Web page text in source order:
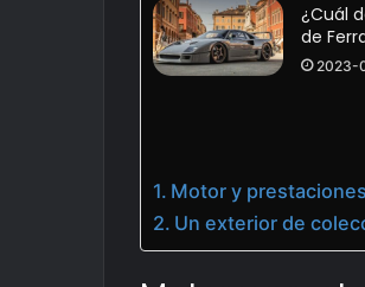
¿Cuál
de
2023-
Motor y
Un exterior de